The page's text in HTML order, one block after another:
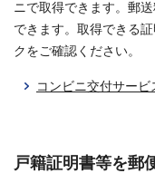
ニで取得できます。郵
できます。取得できる
クをご確認ください。
コンビニ交付サービ
戸籍証明書等を郵